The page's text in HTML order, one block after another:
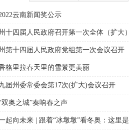
2018赛马节
全国两会 幸福的奋斗者
全面深化改革 迪庆在行动
云南新闻奖公示
十四届人民政府召开第一次全体（扩大）
议
第十四届人民政府党组第一次会议召开
格里拉春天里的雪景更美丽
届州委常委会第17次(扩大)会议召开
双奥之城”奏响春之声
起向未来 | 跟着“冰墩墩”看冬奥：这里是